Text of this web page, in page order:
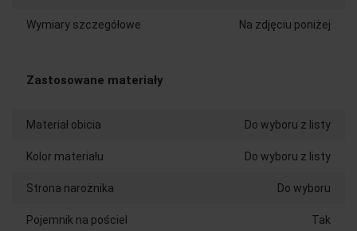
Wymiary szczegółowe Na zdjęciu poniżej
Zastosowane materiały
Materiał obicia Do wyboru z listy
Kolor materiału Do wyboru z listy
Strona narożnika Do wyboru
Pojemnik na pościel Tak